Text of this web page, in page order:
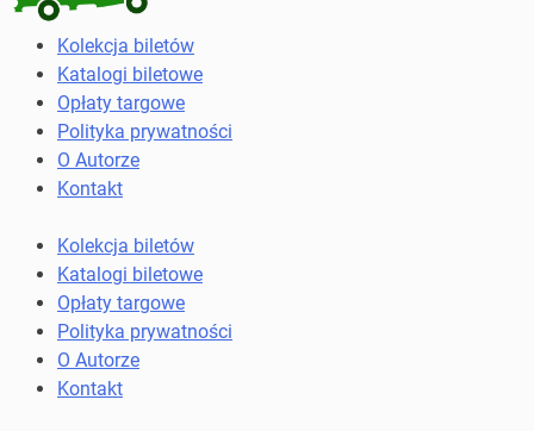
Kolekcja
biletów
komunikacji
miejskiej
kolejowych
Kolekcja biletów
Katalogi biletowe
Opłaty targowe
Polityka prywatności
O Autorze
Kontakt
Kolekcja biletów
Katalogi biletowe
Opłaty targowe
Polityka prywatności
O Autorze
Kontakt